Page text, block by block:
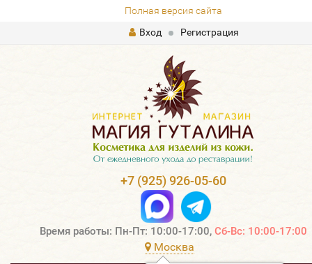
Полная версия сайта
Вход
Регистрация
+7 (925) 926-05-60
Время работы: Пн-Пт: 10:00-17:00, Сб-Вс: 10:00-17:00
Москва